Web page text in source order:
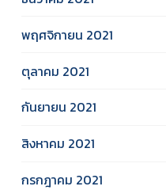
พฤศจิกายน 2021
ตุลาคม 2021
กันยายน 2021
สิงหาคม 2021
กรกฎาคม 2021